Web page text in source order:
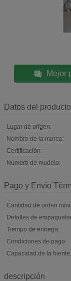
Mejor
Datos del producto
Lugar de origen:
Nombre de la marca:
Certificación:
Número de modelo:
Pago y Envío
Cantidad de orden
Detalles de
Tiempo de entrega:
Condiciones de pago:
Capacidad de la fuente:
descripción